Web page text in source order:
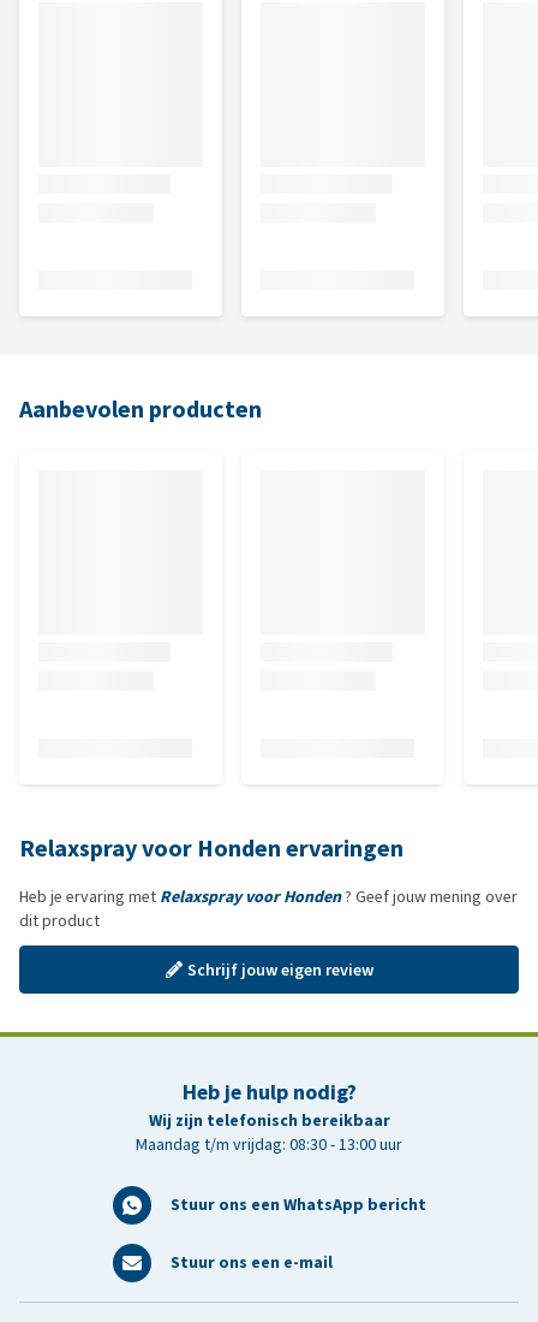
Aanbevolen producten
Relaxspray voor Honden ervaringen
Heb je ervaring met Relaxspray voor Honden? Geef jouw mening over
dit product
Schrijf jouw eigen review
Heb je hulp nodig?
Wij zijn telefonisch bereikbaar
Maandag t/m vrijdag: 08:30 - 13:00 uur
Stuur ons een WhatsApp bericht
Stuur ons een e-mail